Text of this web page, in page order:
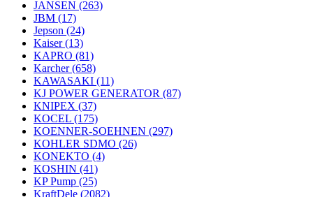
JANSEN (263)
JBM (17)
Jepson (24)
Kaiser(13)
KAPRO (81)
Karcher(658)
KAWASAKI (11)
KJ POWER GENERATOR (87)
KNIPEX (37)
KOCEL (175)
KOENNER-SOEHNEN (297)
KOHLER SDMO (26)
KONEKTO (4)
KOSHIN (41)
KP Pump (25)
KraftDele (2082)